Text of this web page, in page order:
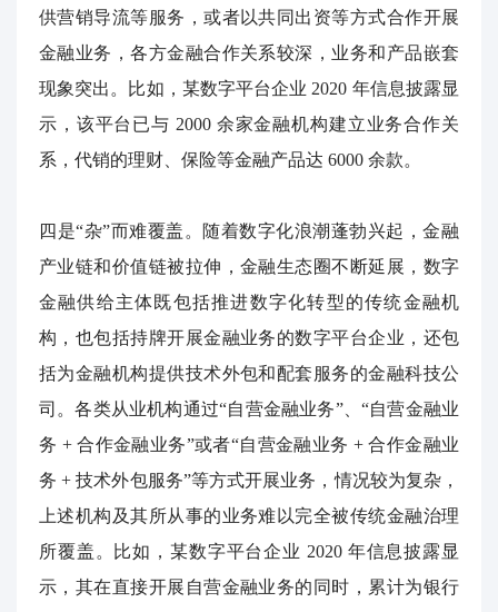
供营销导流等服务，或者以共同出资等方式合作开展
金融业务，各方金融合作关系较深，业务和产品嵌套
现象突出。比如，某数字平台企业 2020 年信息披露显
示，该平台已与 2000 余家金融机构建立业务合作关
系，代销的理财、保险等金融产品达 6000 余款。
四是“杂”而难覆盖。随着数字化浪潮蓬勃兴起，金融
产业链和价值链被拉伸，金融生态圈不断延展，数字
金融供给主体既包括推进数字化转型的传统金融机
构，也包括持牌开展金融业务的数字平台企业，还包
括为金融机构提供技术外包和配套服务的金融科技公
司。各类从业机构通过“自营金融业务”、“自营金融业
务 +合作金融业务”或者“自营金融业务 +合作金融业
务 +技术外包服务”等方式开展业务，情况较为复杂，
上述机构及其所从事的业务难以完全被传统金融治理
所覆盖。比如，某数字平台企业 2020 年信息披露显
示，其在直接开展自营金融业务的同时，累计为银行